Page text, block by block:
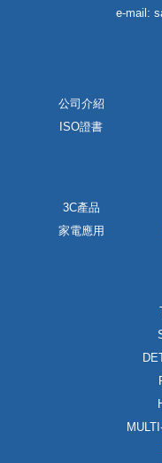
e-mail:
公司介紹
ISO證書
3C產品
家電應用